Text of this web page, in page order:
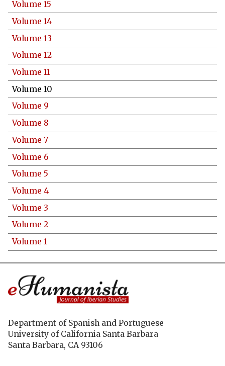
Volume 15
Volume 14
Volume 13
Volume 12
Volume 11
Volume 10
Volume 9
Volume 8
Volume 7
Volume 6
Volume 5
Volume 4
Volume 3
Volume 2
Volume 1
Department of Spanish and Portuguese
University of California Santa Barbara
Santa Barbara, CA 93106